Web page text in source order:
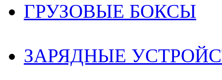
ГРУЗОВЫЕ БОКСЫ
ЗАРЯДНЫЕ